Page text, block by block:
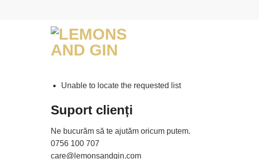
Unable to locate the requested list
Suport clienți
Ne bucurăm să te ajutăm oricum putem.
0756 100 707
care@lemonsandgin.com